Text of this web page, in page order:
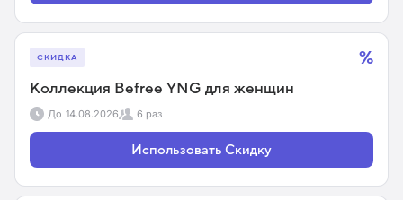
%
СКИДКА
Коллекция Befree YNG для женщин
До 14.08.2026 6 раз
Использовать Скидку